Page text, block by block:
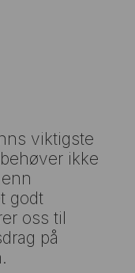
viktigste
ikke
godt
oss til
på